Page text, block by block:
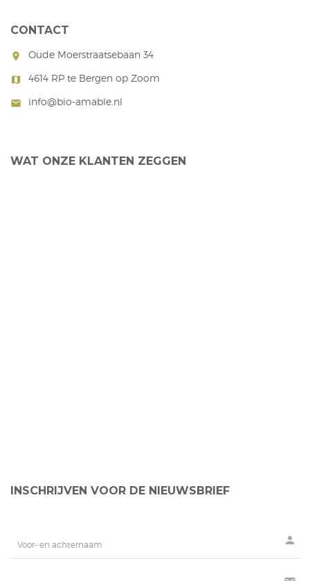
CONTACT
room Oude Moerstraatsebaan 34
map 4614 RP te Bergen op Zoom
mail info@bio-amable.nl
WAT ONZE KLANTEN ZEGGEN
INSCHRIJVEN VOOR DE NIEUWSBRIEF
person